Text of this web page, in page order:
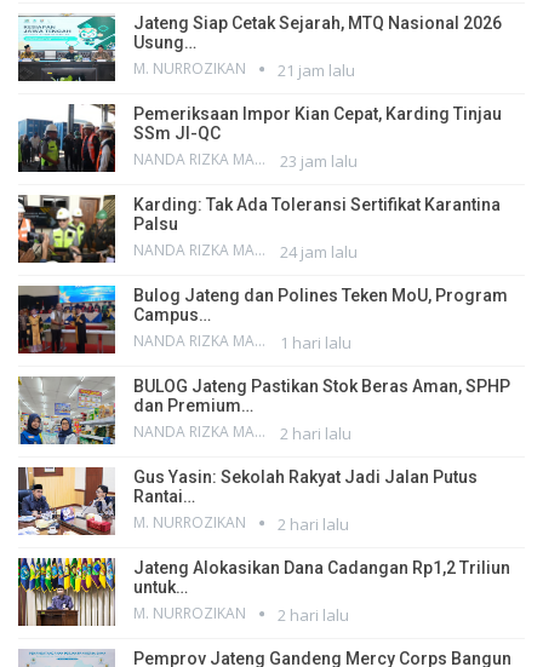
Jateng Siap Cetak Sejarah, MTQ Nasional 2026
Usung…
M. NURROZIKAN 21 jam lalu
Pemeriksaan Impor Kian Cepat, Karding Tinjau
SSm JI-QC
NANDA RIZKA MAHENDRA 23 jam lalu
Karding: Tak Ada Toleransi Sertifikat Karantina
Palsu
NANDA RIZKA MAHENDRA 24 jam lalu
Bulog Jateng dan Polines Teken MoU, Program
Campus…
NANDA RIZKA MAHENDRA 1 hari lalu
BULOG Jateng Pastikan Stok Beras Aman, SPHP
dan Premium…
NANDA RIZKA MAHENDRA 2 hari lalu
Gus Yasin: Sekolah Rakyat Jadi Jalan Putus
Rantai…
M. NURROZIKAN 2 hari lalu
Jateng Alokasikan Dana Cadangan Rp1,2 Triliun
untuk…
M. NURROZIKAN 2 hari lalu
Pemprov Jateng Gandeng Mercy Corps Bangun